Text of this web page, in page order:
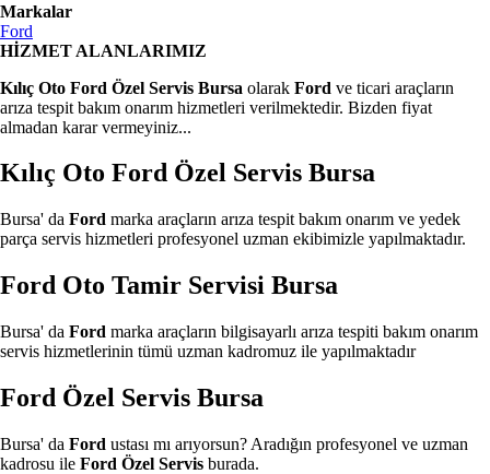
Markalar
Ford
HİZMET ALANLARIMIZ
Kılıç Oto Ford Özel Servis Bursa olarak Ford ve ticari araçların
arıza tespit bakım onarım hizmetleri verilmektedir. Bizden fiyat
almadan karar vermeyiniz...
Kılıç Oto Ford Özel Servis Bursa
Bursa' da Ford marka araçların arıza tespit bakım onarım ve yedek
parça servis hizmetleri profesyonel uzman ekibimizle yapılmaktadır.
Ford Oto Tamir Servisi Bursa
Bursa' da Ford marka araçların bilgisayarlı arıza tespiti bakım onarım
servis hizmetlerinin tümü uzman kadromuz ile yapılmaktadır
Ford Özel Servis Bursa
Bursa' da Ford ustası mı arıyorsun? Aradığın profesyonel ve uzman
kadrosu ile Ford Özel Servis burada.